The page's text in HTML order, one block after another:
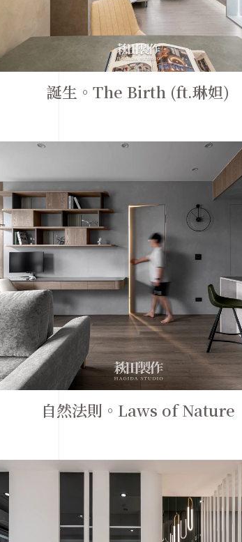
誕生。The Birth (ft.琳妲)
自然法則。Laws of Nature